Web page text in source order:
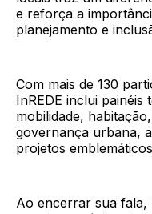
e reforça a
planejamento e
Com mais de 130
InREDE inclui painéis
mobilidade,
governança urbana,
projetos
Ao encerrar sua fala,